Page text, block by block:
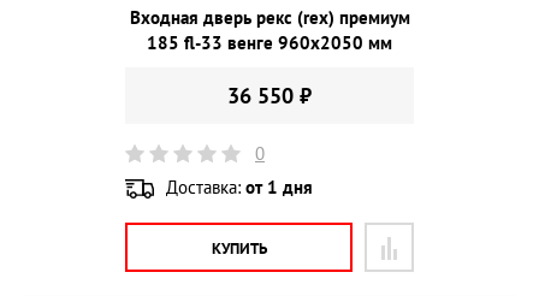
Входная дверь рекс (rex) премиум
185 fl-33 венге 960х2050 мм
36 550 ₽
0
Доставка: от 1 дня
КУПИТЬ